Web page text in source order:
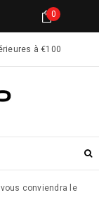
à €100
0
conviendra le